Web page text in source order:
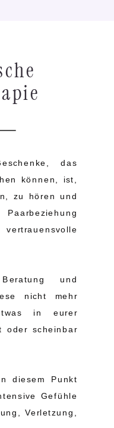
das
können, ist,
zu hören und
und
nicht mehr
in eurer
oder scheinbar
diesem Punkt
Gefühle
Verletzung,